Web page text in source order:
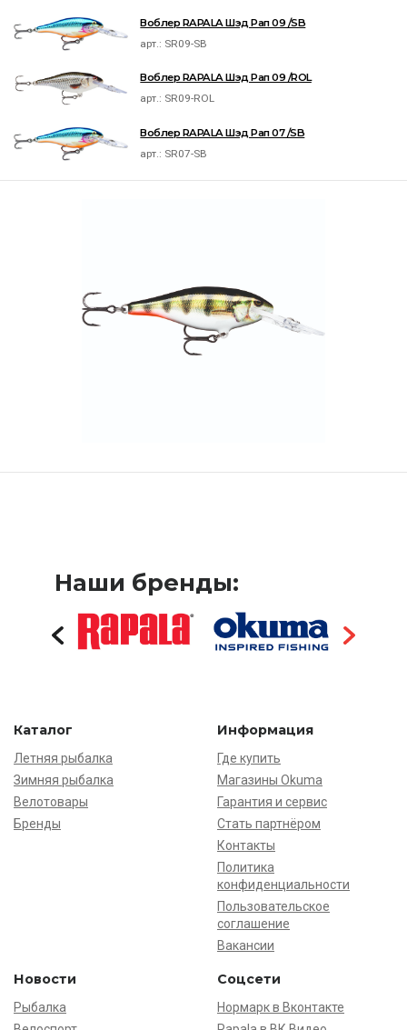
Воблер RAPALA Шэд Рап 09 /SB
арт.: SR09-SB
Воблер RAPALA Шэд Рап 09 /ROL
арт.: SR09-ROL
Воблер RAPALA Шэд Рап 07 /SB
арт.: SR07-SB
Наши бренды:
Каталог
Летняя рыбалка
Зимняя рыбалка
Велотовары
Бренды
Информация
Где купить
Магазины Okuma
Гарантия и сервис
Стать партнёром
Контакты
Политика
конфиденциальности
Пользовательское
соглашение
Вакансии
Новости
Рыбалка
Соцсети
Нормарк в Вконтакте